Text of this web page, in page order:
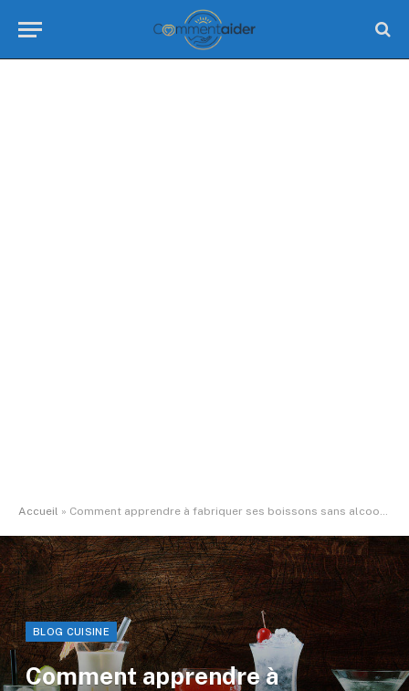
Accueil » Comment apprendre à fabriquer ses boissons sans alcool maison ?
BLOG CUISINE
Comment apprendre à